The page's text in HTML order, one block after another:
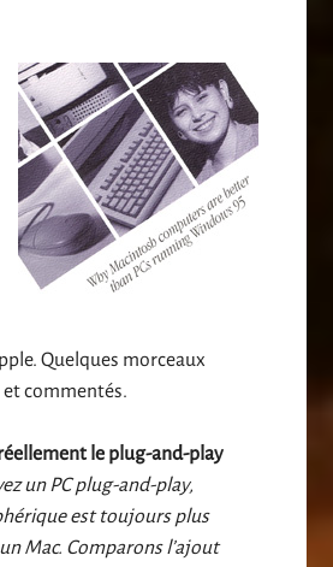
Quelques morceaux
commentés.
le plug-and-play
un PC plug-and-play,
est toujours plus
Mac. Comparons l’ajout